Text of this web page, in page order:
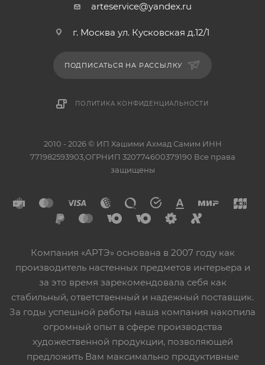
arteservice@yandex.ru
г. Москва ул. Кусковская д.12/1
ПОДПИСАТЬСЯ НА РАССЫЛКУ
ПОЛИТИКА КОНФИДЕНЦИАЛЬНОСТИ
2010 - 2026 © ИП Хашими Ахмад Самим ИНН
771982593903,ОГРНИП 320774600379190 Все права
защищены
Компания «АРТЭ» основана в 2007 году как
производитель настенных предметов интерьера и
за это время зарекомендовала себя как
стабильный, ответственный и надежный поставщик.
За годы успешной работы наша компания накопила
огромный опыт в сфере производства
художественной продукции, позволяющей
предложить Вам максимально продуктивные